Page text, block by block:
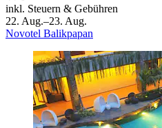
inkl. Steuern & Gebühren
22. Aug.–23. Aug.
Novotel Balikpapan